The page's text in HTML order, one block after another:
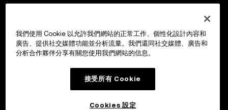
我們使用 Cookie 以允許我們網站的正常工作、個性化設計內容和
廣告、提供社交媒體功能並分析流量。我們還同社交媒體、廣告和
分析合作夥伴分享有關您使用我們網站的信息。
接受所有 Cookie
Cookies 設定